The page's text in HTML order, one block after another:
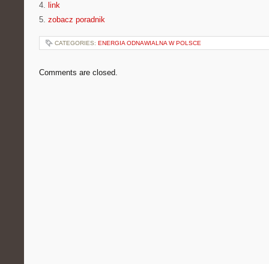
4. link
5. zobacz poradnik
CATEGORIES: ENERGIA ODNAWIALNA W POLSCE
Comments are closed.